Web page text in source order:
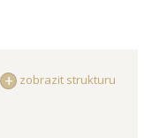
zobrazit strukturu